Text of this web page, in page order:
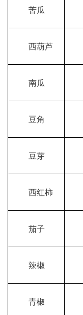
苦瓜
西葫芦
南瓜
豆角
豆芽
西红柿
茄子
辣椒
青椒